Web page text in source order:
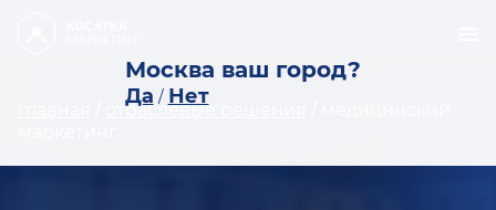
Москва ваш город?
Да / Нет
отраслевые решения